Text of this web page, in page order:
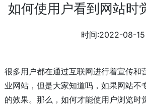
如何使用户看到网站时
时间:2022-08-15
很多用户都在通过互联网进行着宣传和
业网站，但是大家知道吗，如果网站不
的效果。那么，如何才能使用户浏览时